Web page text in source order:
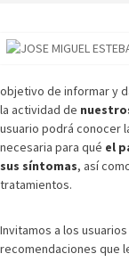
objetivo de informar y
la actividad de
usuario podrá conocer
necesaria para qué el
sus síntomas, así
tratamientos.
Invitamos a los
recomendaciones que